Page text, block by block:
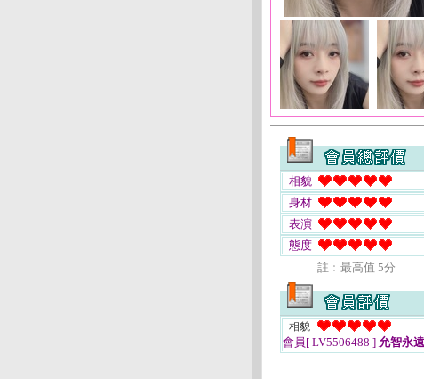
相貌
身材
表演
態度
註﹕最高值 5分
相貌
會員[ LV5506488 ] 允智永